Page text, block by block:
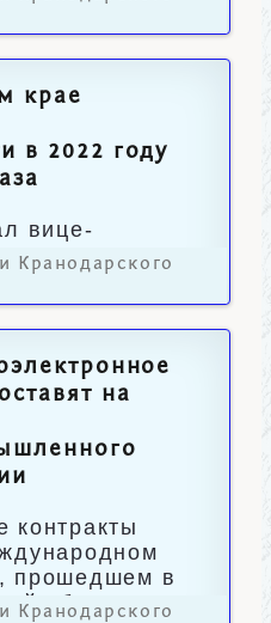
крае
в 2022 году
вице-
Руппель.
Кранодарского
на
контракты
прошедшем в
области.
Кранодарского